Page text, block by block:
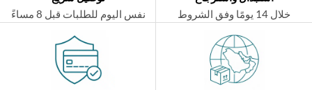
نفس اليوم للطلبات قبل 8 مساءً